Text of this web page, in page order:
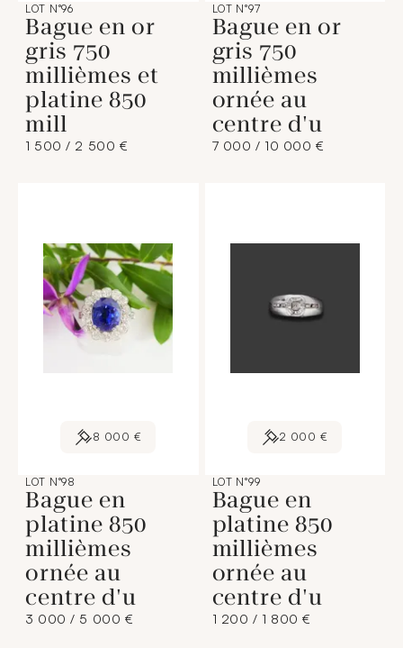
LOT N°96
Bague en or
gris 750
millièmes et
platine 850
mill
1 500 / 2 500 €
LOT N°97
Bague en or
gris 750
millièmes
ornée au
centre d'u
7 000 / 10 000 €
8 000 €
LOT N°98
Bague en
platine 850
millièmes
ornée au
centre d'u
3 000 / 5 000 €
2 000 €
LOT N°99
Bague en
platine 850
millièmes
ornée au
centre d'u
1 200 / 1 800 €